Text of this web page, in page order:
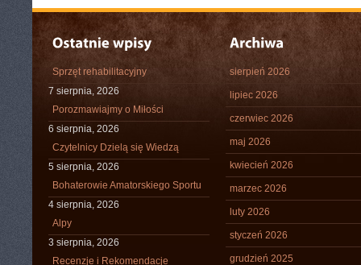
Sprzęt rehabilitacyjny
7 sierpnia, 2026
Porozmawiajmy o Miłości
6 sierpnia, 2026
Czytelnicy Dzielą się Wiedzą
5 sierpnia, 2026
Bohaterowie Amatorskiego Sportu
4 sierpnia, 2026
Alpy
3 sierpnia, 2026
Recenzje i Rekomendacje
sierpień 2026
lipiec 2026
czerwiec 2026
maj 2026
kwiecień 2026
marzec 2026
luty 2026
styczeń 2026
grudzień 2025